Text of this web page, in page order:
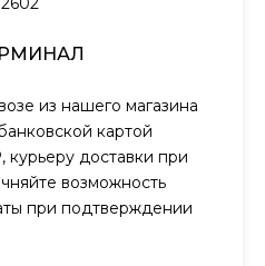
из нашего магазина
картой
доставки при
возможность
при подтверждении